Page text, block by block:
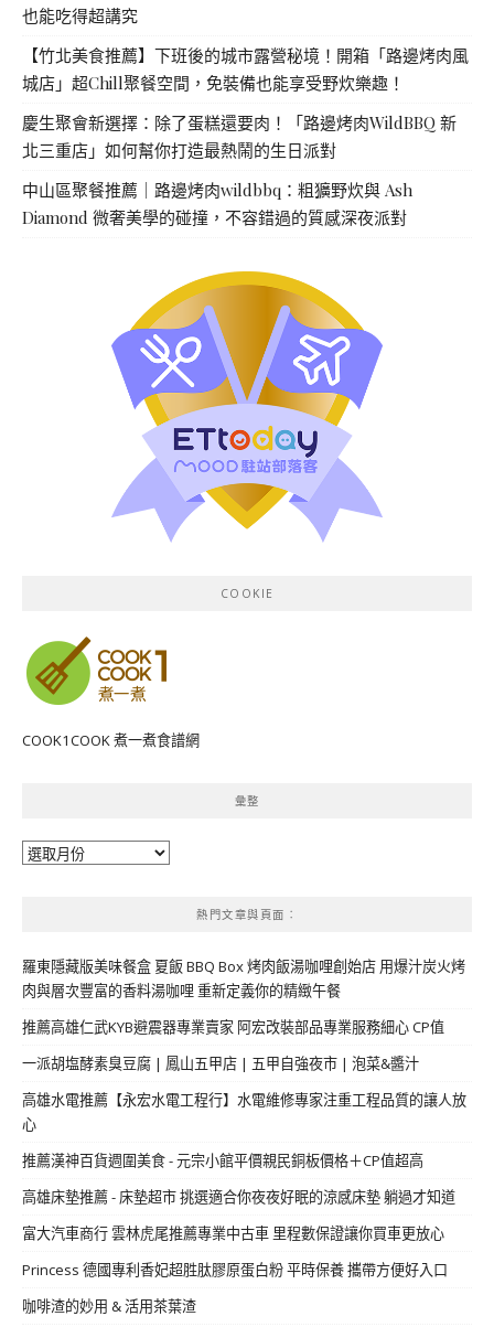
也能吃得超講究
【竹北美食推薦】下班後的城市露營秘境！開箱「路邊烤肉風
城店」超Chill聚餐空間，免裝備也能享受野炊樂趣！
慶生聚會新選擇：除了蛋糕還要肉！「路邊烤肉WildBBQ 新
北三重店」如何幫你打造最熱鬧的生日派對
中山區聚餐推薦｜路邊烤肉wildbbq：粗獷野炊與 Ash
Diamond 微奢美學的碰撞，不容錯過的質感深夜派對
COOKIE
COOK1COOK 煮一煮食譜網
彙整
彙
熱門文章與頁面︰
羅東隱藏版美味餐盒 夏飯 BBQ Box 烤肉飯湯咖哩創始店 用爆汁炭火烤
肉與層次豐富的香料湯咖哩 重新定義你的精緻午餐
推薦高雄仁武KYB避震器專業賣家 阿宏改裝部品專業服務細心 CP值
一派胡塩酵素臭豆腐 | 鳳山五甲店 | 五甲自強夜市 | 泡菜&醬汁
高雄水電推薦【永宏水電工程行】水電維修專家注重工程品質的讓人放
心
推薦漢神百貨週圍美食 - 元宗小館平價親民銅板價格＋CP值超高
高雄床墊推薦 - 床墊超市 挑選適合你夜夜好眠的涼感床墊 躺過才知道
富大汽車商行 雲林虎尾推薦專業中古車 里程數保證讓你買車更放心
Princess 德國專利香妃超胜肽膠原蛋白粉 平時保養 攜帶方便好入口
咖啡渣的妙用 & 活用茶葉渣